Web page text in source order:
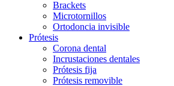
Brackets
Microtornillos
Ortodoncia invisible
Prótesis
Corona dental
Incrustaciones dentales
Prótesis fija
Prótesis removible